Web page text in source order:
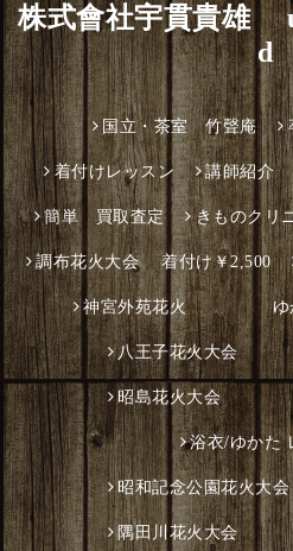
株式會社宇貫貴雄
d
国立・茶室 竹聲庵
着付けレッスン 講師紹介
簡単 買取査定 きものクリ
調布花火大会 着付け￥2,500
神宮外苑花火 ゆか
八王子花火大会
昭島花火大会
浴衣/ゆかた
昭和記念公園花火
隅田川花火大会